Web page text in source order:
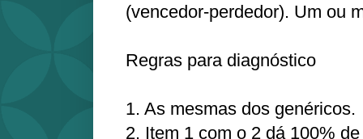
(vencedor-perdedor). Um ou
Regras para diagnóstico
1. As mesmas dos genéricos.
2. Item 1 com o 2 dá 100%